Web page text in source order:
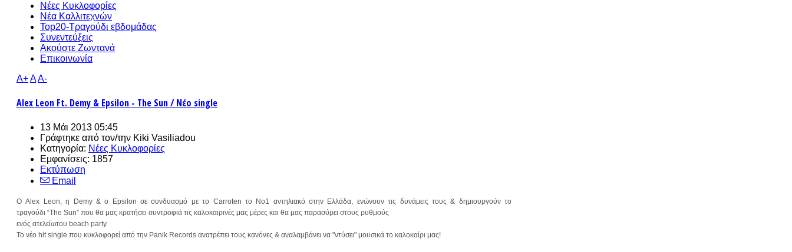
Νέες Κυκλοφορίες
Νέα Καλλιτεχνών
Top20-Τραγούδι εβδομάδας
Συνεντεύξεις
Ακούστε Ζωντανά
Επικοινωνία
A+AA-
Alex Leon Ft. Demy & Epsilon - The Sun / Nέο single
13 Μάι 2013 05:45
Γράφτηκε από τον/την Kiki Vasiliadou
Κατηγορία: Νέες Κυκλοφορίες
Εμφανίσεις: 1857
Εκτύπωση
Email
Ο Alex Leon, η Demy & ο Epsilon σε συνδυασμό με το Carroten το Νο1 αντηλιακό στην Ελλάδα, ενώνουν τις δυνάμεις τους & δημιουργούν το
τραγούδι “The Sun” που θα μας κρατήσει συντροφιά τις καλοκαιρινές μας μέρες και θα μας παρασύρει στους ρυθμούς
ενός ατελείωτου beach party.
To νέο hit single που κυκλοφορεί από την Panik Records ανατρέπει τους κανόνες & αναλαμβάνει να "ντύσει" μουσικά το καλοκαίρι μας!